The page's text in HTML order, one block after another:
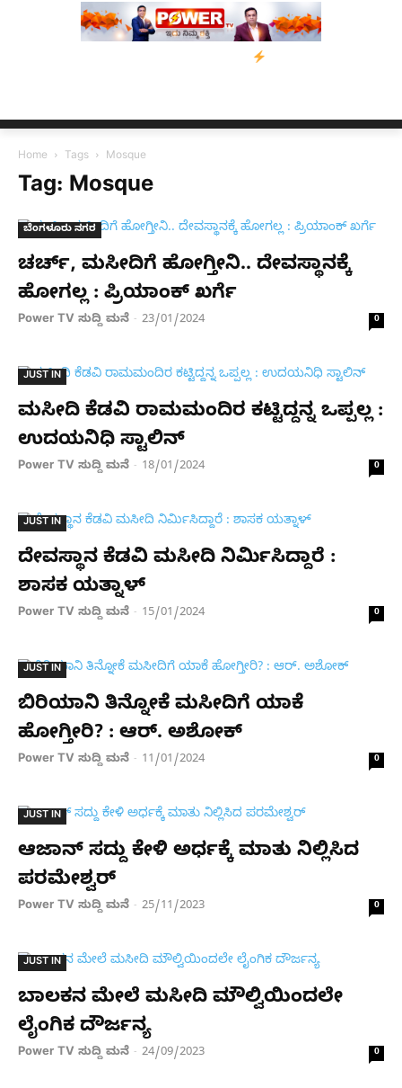
ನ್ಯೂಸ್ ಕಾರ್ಪ್‌ಗೆ ಎಐಯಿಂದ
Home Tags Mosque
Tag: Mosque
ಬೆಂಗಳೂರು ನಗರ
ಚರ್ಚ್, ಮಸೀದಿಗೆ ಹೋಗ್ತೀನಿ.. ದೇವಸ್ಥಾನಕ್ಕೆ
ಹೋಗಲ್ಲ : ಪ್ರಿಯಾಂಕ್ ಖರ್ಗೆ
Power TV ಸುದ್ದಿ ಮನೆ - 23/01/2024 0
JUST IN
ಮಸೀದಿ ಕೆಡವಿ ರಾಮಮಂದಿರ ಕಟ್ಟಿದ್ದನ್ನ ಒಪ್ಪಲ್ಲ :
ಉದಯನಿಧಿ ಸ್ಟಾಲಿನ್
Power TV ಸುದ್ದಿ ಮನೆ - 18/01/2024 0
JUST IN
ದೇವಸ್ಥಾನ ಕೆಡವಿ ಮಸೀದಿ ನಿರ್ಮಿಸಿದ್ದಾರೆ :
ಶಾಸಕ ಯತ್ನಾಳ್
Power TV ಸುದ್ದಿ ಮನೆ - 15/01/2024 0
JUST IN
ಬಿರಿಯಾನಿ ತಿನ್ನೋಕೆ ಮಸೀದಿಗೆ ಯಾಕೆ
ಹೋಗ್ತೀರಿ? : ಆರ್. ಅಶೋಕ್
Power TV ಸುದ್ದಿ ಮನೆ - 11/01/2024 0
JUST IN
ಆಜಾನ್ ಸದ್ದು ಕೇಳಿ ಅರ್ಧಕ್ಕೆ ಮಾತು ನಿಲ್ಲಿಸಿದ
ಪರಮೇಶ್ವರ್
Power TV ಸುದ್ದಿ ಮನೆ - 25/11/2023 0
JUST IN
ಬಾಲಕನ ಮೇಲೆ ಮಸೀದಿ ಮೌಲ್ವಿಯಿಂದಲೇ
ಲೈಂಗಿಕ ದೌರ್ಜನ್ಯ
Power TV ಸುದ್ದಿ ಮನೆ - 24/09/2023 0